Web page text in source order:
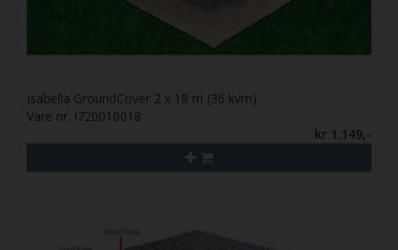
Isabella GroundCover 2 x 18 m (36 kvm)
Vare nr. I720010018
kr 1.149,-